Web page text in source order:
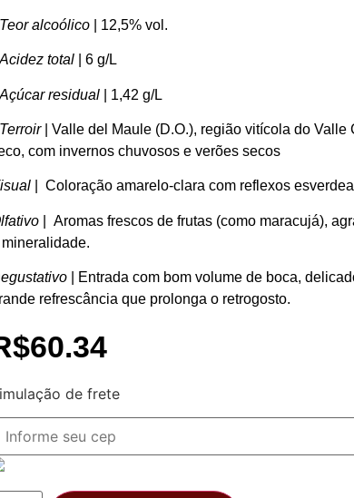
alcoólico | 12,5% vol.
Acidez total | 6 g/L
Açúcar residual | 1,42 g/L
Terroir| Valle del Maule (D.O.), região vitícola do
com invernos chuvosos e verões secos
| Coloração amarelo-clara com reflexos
| Aromas frescos de frutas (como maracujá),
| Entrada com bom volume de boca,
refrescância que prolonga o retrogosto.
60.34
de frete